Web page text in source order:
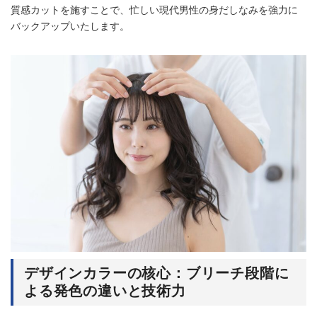
質感カットを施すことで、忙しい現代男性の身だしなみを強力に
バックアップいたします。
デザインカラーの核心：ブリーチ段階に
よる発色の違いと技術力